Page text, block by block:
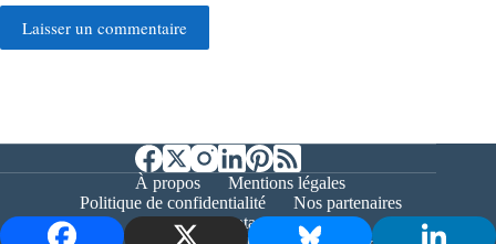
Laisser un commentaire
À propos
Mentions légales
Politique de confidentialité
Nos partenaires
Contact